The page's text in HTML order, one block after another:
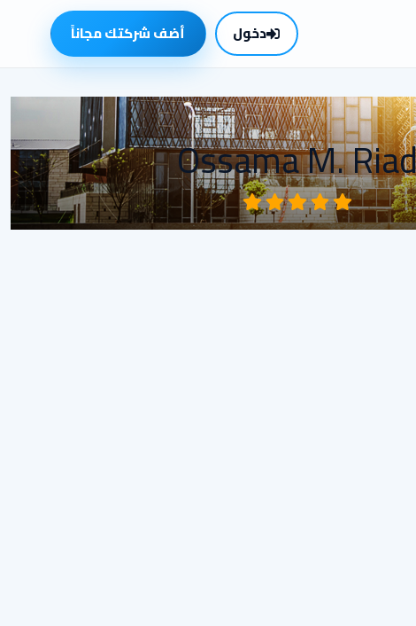
دخول أضف شركتك مجاناً
Ossama M.